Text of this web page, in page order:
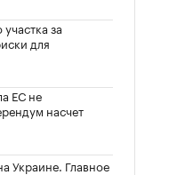
за
для
ЕС не
насчет
Украине. Главное